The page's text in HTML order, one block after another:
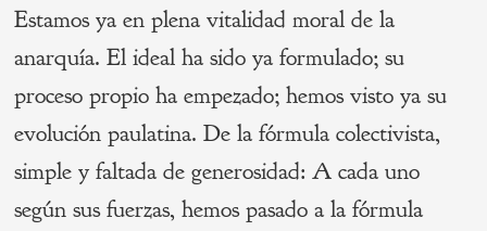
Estamos ya en plena vitalidad moral de la
anarquía. El ideal ha sido ya formulado; su
proceso propio ha empezado; hemos visto ya su
evolución paulatina. De la fórmula colectivista,
simple y faltada de generosidad: A cada uno
según sus fuerzas, hemos pasado a la fórmula